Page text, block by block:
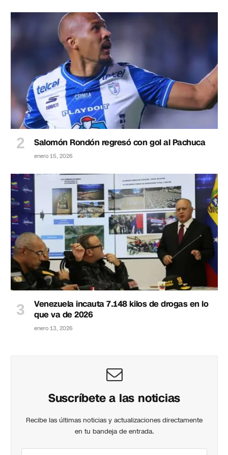
Salomón Rondón regresó con gol al Pachuca
enero 15, 2026
Venezuela incauta 7.148 kilos de drogas en lo
que va de 2026
enero 13, 2026
Suscríbete a las noticias
Recibe las últimas noticias y actualizaciones directamente
en tu bandeja de entrada.